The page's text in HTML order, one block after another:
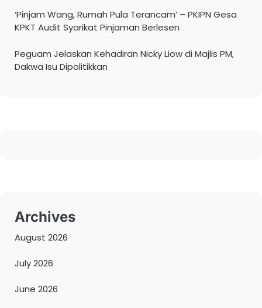
‘Pinjam Wang, Rumah Pula Terancam’ – PKIPN Gesa
KPKT Audit Syarikat Pinjaman Berlesen
Peguam Jelaskan Kehadiran Nicky Liow di Majlis PM,
Dakwa Isu Dipolitikkan
Archives
August 2026
July 2026
June 2026